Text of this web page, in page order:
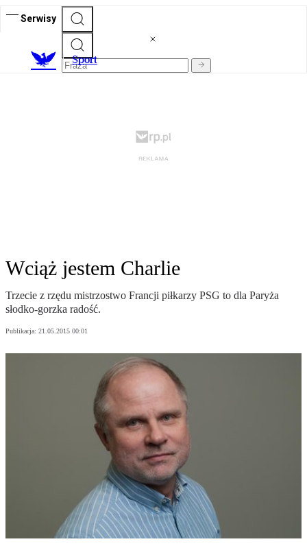
Serwisy
Sport
Wciąż jestem Charlie
Trzecie z rzędu mistrzostwo Francji piłkarzy PSG to dla Paryża
słodko-gorzka radość.
Publikacja: 21.05.2015 00:01